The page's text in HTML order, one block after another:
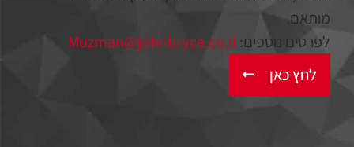
מותאם.
לפרטים נוספים: Muzman@johnbryce.co.il
לחץ כאן